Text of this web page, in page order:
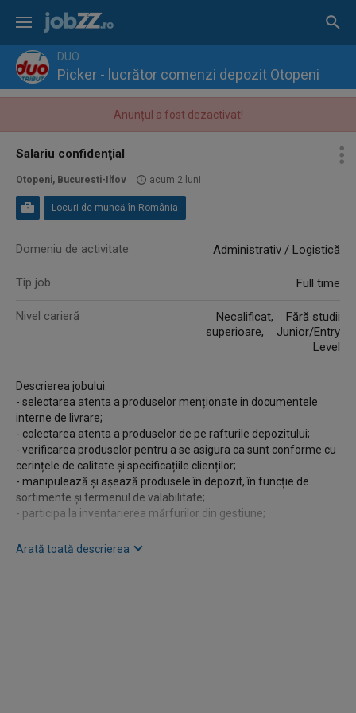
DUO
Picker - lucrător comenzi depozit Otopeni
Anunțul a fost dezactivat!
Salariu confidenţial
Otopeni, Bucuresti-Ilfov acum 2 luni
Locuri de muncă în România
Domeniu de activitate Administrativ / Logistică
Tip job Full time
Nivel carieră
Necalificat, Fără studii
superioare, Junior/Entry
Level
Descrierea jobului:
- selectarea atenta a produselor menționate in documentele
interne de livrare;
- colectarea atenta a produselor de pe rafturile depozitului;
- verificarea produselor pentru a se asigura ca sunt conforme cu
cerințele de calitate și specificațiile clienților;
- manipulează și așează produsele în depozit, în funcție de
sortimente și termenul de valabilitate;
- participa la inventarierea mărfurilor din gestiune;
Cerințe:
Arată toată descrierea